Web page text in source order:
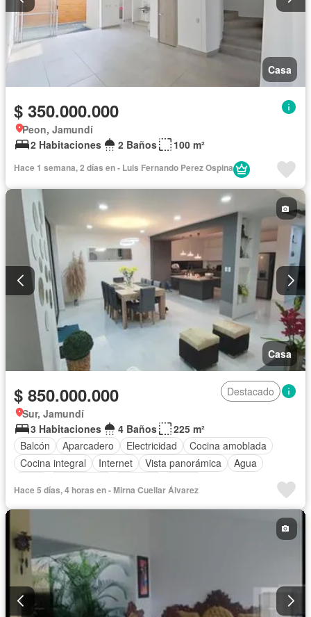
Casa
$ 350.000.000
Peon, Jamundí
2 Habitaciones
2 Baños 100 m²
Hace 1 semana, 2 días en - Luis Fernando Perez Ospina
Casa
$ 850.000.000
Destacado
Sur, Jamundí
3 Habitaciones
4 Baños
225 m²
Balcón
Aparcadero Electricidad
Cocina amoblada
Cocina integral
Internet Vista panorámica
Agua
Caseta de vigilancia
Estudio Seguridad privada Piscina
Hace 5 días, 4 horas en - Mirna Cuellar Álvarez